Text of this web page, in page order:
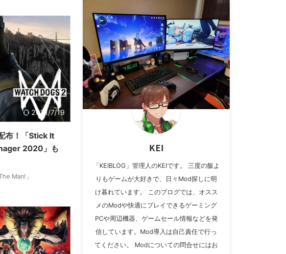
2021/7/19
布！「Stick It
2020」も
Man!」
KEI
「KEIBLOG」管理人のKEIです。 三度の飯よ
りもゲームが大好きで、日々Mod探しに明
け暮れています。 このブログでは、オスス
メのModや快適にプレイできるゲーミング
PCや周辺機器、ゲームセール情報などを発
信しています。Mod導入は自己責任で行っ
てください。 Modについての問合せにはお